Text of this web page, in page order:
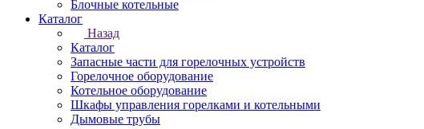
Блочные котельные
Каталог
Назад
Каталог
Запасные части для горелочных устройств
Горелочное оборудование
Котельное оборудование
Шкафы управления горелками и котельными
Дымовые трубы